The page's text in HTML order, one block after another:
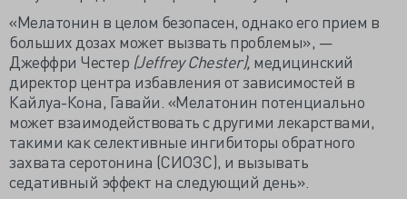
«Мелатонин в целом безопасен, однако его прием в
больших дозах может вызвать проблемы», —
Джеффри Честер (Jeffrey Chester), медицинский
директор центра избавления от зависимостей в
Кайлуа-Кона, Гавайи. «Мелатонин потенциально
может взаимодействовать с другими лекарствами,
такими как селективные ингибиторы обратного
захвата серотонина (СИОЗС), и вызывать
седативный эффект на следующий день».